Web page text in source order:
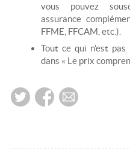
vous pouvez
assurance
FFME, FFCAM, etc.).
Tout ce qui n'est pas
dans « Le prix